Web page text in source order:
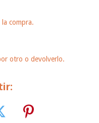
compra.
otro o devolverlo.